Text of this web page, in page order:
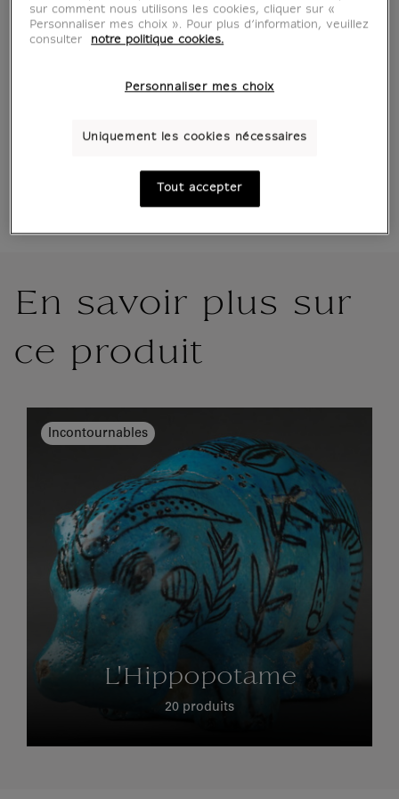
Paiement sécuriséCB, Visa, Mastercard, Amex, Paypal
Expéditionsous 1 à 2 jours ouvrés selon le mode de
En savoir plus sur
ce produit
Incontournables
L'Hippopotame
20 produits
sur comment nous utilisons les cookies, cliquer sur «
Personnaliser mes choix ». Pour plus d’information, veuillez
consulter
notre politique cookies.
Personnaliser mes choix
Uniquement les cookies nécessaires
Tout accepter